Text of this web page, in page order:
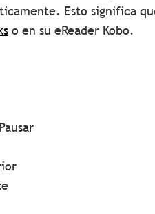
Esto significa
o en su eReader Kobo.